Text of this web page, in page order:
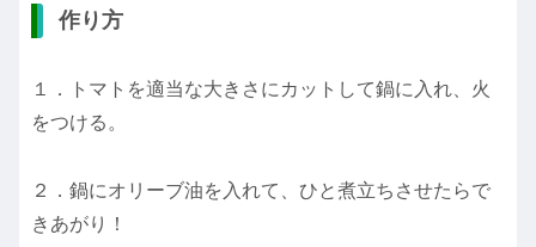
作り方
１．トマトを適当な大きさにカットして鍋に入れ、火
をつける。
２．鍋にオリーブ油を入れて、ひと煮立ちさせたらで
きあがり！